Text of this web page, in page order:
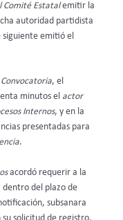
Comité Estatalemitir la
autoridad partidista
emitió el
Convocatoria, el
minutos el actor
Internos, y en la
presentadas para
.
acordó requerir a la
del plazo de
subsanara